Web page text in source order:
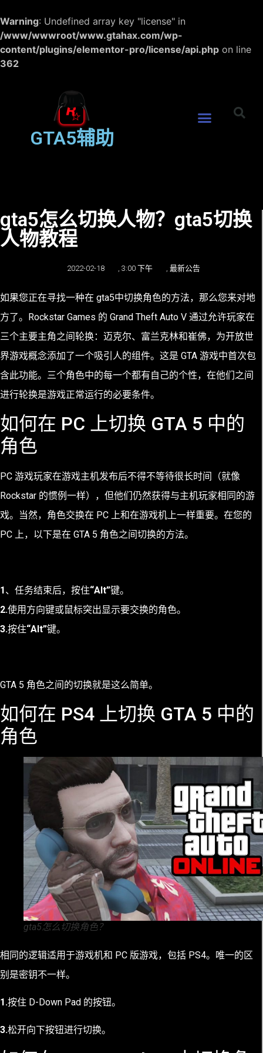
Warning: Undefined array key "license" in
/www/wwwroot/www.gtahax.com/wp-
content/plugins/elementor-pro/license/api.php on line
362
GTA5辅助
gta5怎么切换人物？gta5切换
人物教程
2022-02-18 3:00 下午 最新公告
如果您正在寻找一种在 gta5中切换角色的方法，那么您来对地
方了。Rockstar Games 的 Grand Theft Auto V 通过允许玩家在
三个主要主角之间轮换：迈克尔、富兰克林和崔佛，为开放世
界游戏概念添加了一个吸引人的组件。这是 GTA 游戏中首次包
含此功能。三个角色中的每一个都有自己的个性，在他们之间
进行轮换是游戏正常运行的必要条件。
如何在 PC 上切换 GTA 5 中的
角色
PC 游戏玩家在游戏主机发布后不得不等待很长时间（就像
Rockstar 的惯例一样），但他们仍然获得与主机玩家相同的游
戏。当然，角色交换在 PC 上和在游戏机上一样重要。在您的
PC 上，以下是在 GTA 5 角色之间切换的方法。
1、任务结束后，按住“Alt”键。
2.使用方向键或鼠标突出显示要交换的角色。
3.按住“Alt”键。
GTA 5 角色之间的切换就是这么简单。
如何在 PS4 上切换 GTA 5 中的
角色
gta5怎么切换角色？
相同的逻辑适用于游戏机和 PC 版游戏，包括 PS4。唯一的区
别是密钥不一样。
1.按住 D-Down Pad 的按钮。
3.松开向下按钮进行切换。